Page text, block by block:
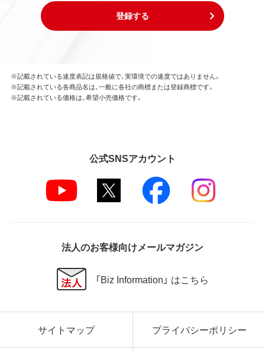
登録する
※記載されている速度表記は規格値で、実環境での速度ではありません。
※記載されている各商品名は、一般に各社の商標または登録商標です。
※記載されている価格は、希望小売価格です。
公式SNSアカウント
法人のお客様向けメールマガジン
「Biz Information」 はこちら
サイトマップ プライバシーポリシー